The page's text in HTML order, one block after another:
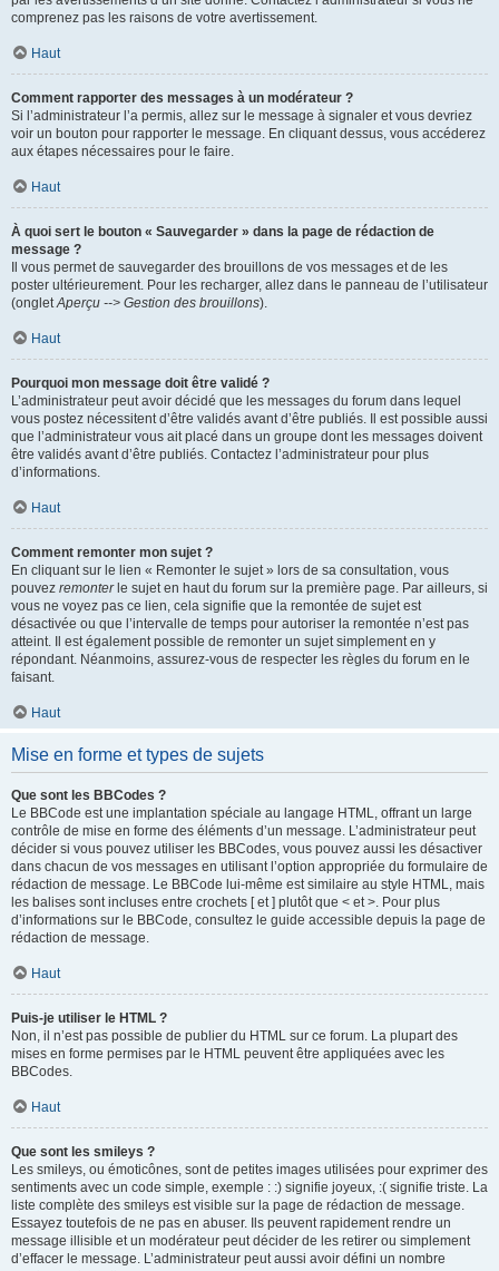
comprenez pas les raisons de votre avertissement.
Haut
Comment rapporter des messages à un modérateur ?
Si l’administrateur l’a permis, allez sur le message à signaler et vous devriez
voir un bouton pour rapporter le message. En cliquant dessus, vous accéderez
aux étapes nécessaires pour le faire.
Haut
À quoi sert le bouton « Sauvegarder » dans la page de rédaction de
message ?
Il vous permet de sauvegarder des brouillons de vos messages et de les
poster ultérieurement. Pour les recharger, allez dans le panneau de l’utilisateur
(ongletAperçu --> Gestion des brouillons).
Haut
Pourquoi mon message doit être validé ?
L’administrateur peut avoir décidé que les messages du forum dans lequel
vous postez nécessitent d’être validés avant d’être publiés. Il est possible aussi
que l’administrateur vous ait placé dans un groupe dont les messages doivent
être validés avant d’être publiés. Contactez l’administrateur pour plus
d’informations.
Haut
Comment remonter mon sujet ?
En cliquant sur le lien « Remonter le sujet » lors de sa consultation, vous
pouvez remonterle sujet en haut du forum sur la première page. Par ailleurs, si
vous ne voyez pas ce lien, cela signifie que la remontée de sujet est
désactivée ou que l’intervalle de temps pour autoriser la remontée n’est pas
atteint. Il est également possible de remonter un sujet simplement en y
répondant. Néanmoins, assurez-vous de respecter les règles du forum en le
faisant.
Haut
Mise en forme et types de sujets
Que sont les BBCodes ?
Le BBCode est une implantation spéciale au langage HTML, offrant un large
contrôle de mise en forme des éléments d’un message. L’administrateur peut
décider si vous pouvez utiliser les BBCodes, vous pouvez aussi les désactiver
dans chacun de vos messages en utilisant l’option appropriée du formulaire de
rédaction de message. Le BBCode lui-même est similaire au style HTML, mais
les balises sont incluses entre crochets [ et ] plutôt que < et >. Pour plus
d’informations sur le BBCode, consultez le guide accessible depuis la page de
rédaction de message.
Haut
Puis-je utiliser le HTML ?
Non, il n’est pas possible de publier du HTML sur ce forum. La plupart des
mises en forme permises par le HTML peuvent être appliquées avec les
BBCodes.
Haut
Que sont les smileys ?
Les smileys, ou émoticônes, sont de petites images utilisées pour exprimer des
sentiments avec un code simple, exemple : :) signifie joyeux, :( signifie triste. La
liste complète des smileys est visible sur la page de rédaction de message.
Essayez toutefois de ne pas en abuser. Ils peuvent rapidement rendre un
message illisible et un modérateur peut décider de les retirer ou simplement
d’effacer le message. L’administrateur peut aussi avoir défini un nombre